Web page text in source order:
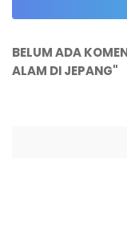
BELUM ADA
ALAM DI JEPANG"